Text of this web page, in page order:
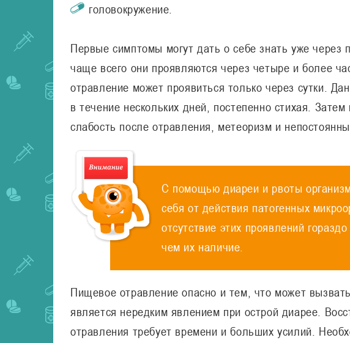
головокружение.
Первые симптомы могут дать о себе знать уже через
чаще всего они проявляются через четыре и более
отравление может проявиться только через сутки.
в течение нескольких дней, постепенно стихая.
слабость после отравления, метеоризм и
С помощью диареи и рвоты
себя от действия патогенных
отсутствие этих проявлений
чем их наличие.
Пищевое отравление опасно и тем, что может
является нередким явлением при острой диарее.
отравления требует времени и больших усилий.